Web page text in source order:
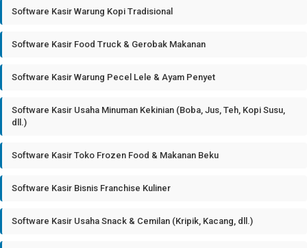
Software Kasir Warung Kopi Tradisional
Software Kasir Food Truck & Gerobak Makanan
Software Kasir Warung Pecel Lele & Ayam Penyet
Software Kasir Usaha Minuman Kekinian (Boba, Jus, Teh, Kopi Susu,
dll.)
Software Kasir Toko Frozen Food & Makanan Beku
Software Kasir Bisnis Franchise Kuliner
Software Kasir Usaha Snack & Cemilan (Kripik, Kacang, dll.)